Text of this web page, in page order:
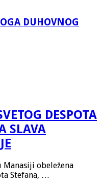
DUHOVNOG
DESPOTA
SLAVA
Manasiji obeležena
Stefana, …